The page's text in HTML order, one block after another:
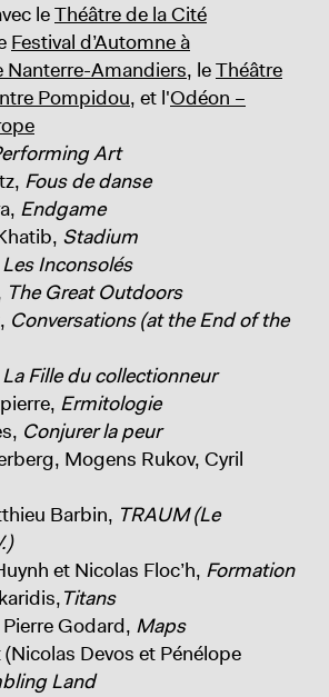
leThéâtre de la Cité
Festival d’Automne à
Nanterre-Amandiers, leThéâtre
Pompidou, et l'Odéon –
Art
Fous de danse
Endgame
Stadium
Les Inconsolés
The Great Outdoors
Conversations (at the End of the
La Fille du collectionneur
Ermitologie
Conjurer la peur
Mogens Rukov, Cyril
Barbin, TRAUM (Le
et Nicolas Floc’h, Formation
Titans
Godard, Maps
Devos et Pénélope
Land